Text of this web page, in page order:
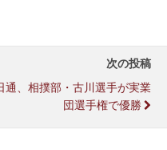
次の投稿
通、相撲部・古川選手が実業
団選手権で優勝